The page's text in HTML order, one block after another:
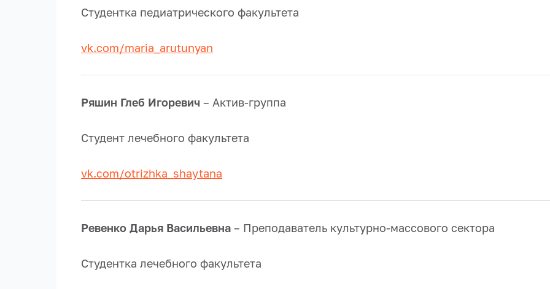
Студентка педиатрического факультета
vk.com/maria_arutunyan
Ряшин Глеб Игоревич – Актив-группа
Студент лечебного факультета
vk.com/otrizhka_shaytana
Ревенко Дарья Васильевна – Преподаватель культурно-массового сектора
Студентка лечебного факультета